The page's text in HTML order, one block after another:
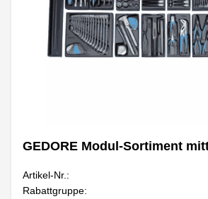
GEDORE Modul-Sortiment
Artikel-Nr.:
Rabattgruppe: